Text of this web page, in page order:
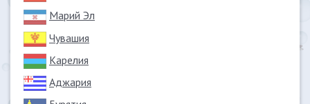
Марий Эл
Чувашия
Карелия
Аджария